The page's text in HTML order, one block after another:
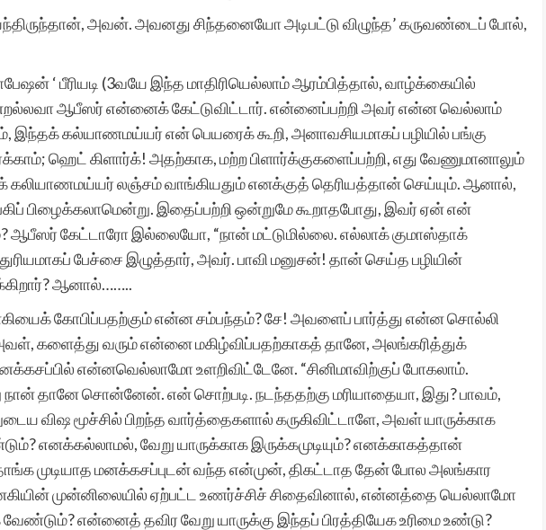
அவன். அவனது சிந்தனையோ அடிபட்டு விழுந்த’ கருவண்டைப் போல்,
‘ பீரியடி (3வயே இந்த மாதிரியெல்லாம் ஆரம்பித்தால், வாழ்க்கையில்
என்றல்லவா ஆபீஸர் என்னைக் கேட்டுவிட்டார். என்னைப்பற்றி அவர் என்ன வெல்லாம்
இந்தக் கல்யாணமய்யர் என் பெயரைக் கூறி, அனாவசியமாகப் பழியில் பங்கு
ஹெட் கிளார்க்! அதற்காக, மற்ற பிளார்க்குகளைப்பற்றி, எது வேணுமானாலும்
கலியாணமய்யர் லஞ்சம் வாங்கியதும் எனக்குத் தெரியத்தான் செய்யும். ஆனால்,
பிழைக்கலாமென்று. இதைப்பற்றி ஒன்றுமே கூறாதபோது, இவர் ஏன் என்
ஆபீஸர் கேட்டாரோ இல்லையோ, “நான் மட்டுமில்லை. எல்லாக் குமாஸ்தாக்
பேச்சை இழுத்தார், அவர். பாவி மனுசன்! தான் செய்த பழியின்
ஆனால்……..
கோபிப்பதற்கும் என்ன சம்பந்தம்? சே! அவளைப் பார்த்து என்ன சொல்லி
களைத்து வரும் என்னை மகிழ்விப்பதற்காகத் தானே, அலங்கரித்துக்
என்னவெல்லாமோ உளறிவிட்டேனே. “சினிமாவிற்குப் போகலாம்.
நான் தானே சொன்னேன். என் சொற்படி. நடந்ததற்கு மரியாதையா, இது? பாவம்,
விஷ மூச்சில் பிறந்த வார்த்தைகளால் கருகிவிட்டாளே, அவள் யாருக்காக
எனக்கல்லாமல், வேறு யாருக்காக இருக்கமுடியும்? எனக்காகத்தான்
முடியாத மனக்கசப்புடன் வந்த என்முன், திகட்டாத தேன் போல அலங்கார
முன்னிலையில் ஏற்பட்ட உணர்ச்சிச் சிதைவினால், என்னத்தை யெல்லாமோ
என்னைத் தவிர வேறு யாருக்கு இந்தப் பிரத்தியேக உரிமை உண்டு?